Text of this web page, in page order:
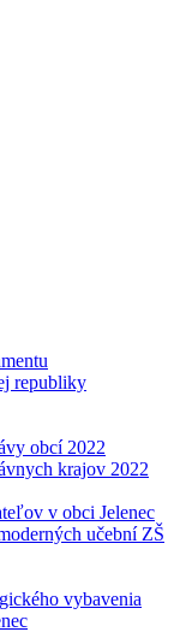
republiky
obcí 2022
krajov 2022
v obci Jelenec
učební ZŠ
vybavenia